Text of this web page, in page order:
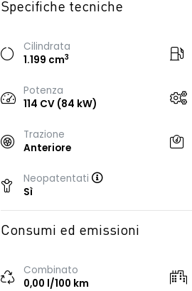
Specifiche tecniche
Cilindrata
1.199 cm3
Potenza
114 CV (84 kW)
Trazione
Anteriore
Neopatentati
Sì
Consumi ed emissioni
Combinato
0,00 l/100 km